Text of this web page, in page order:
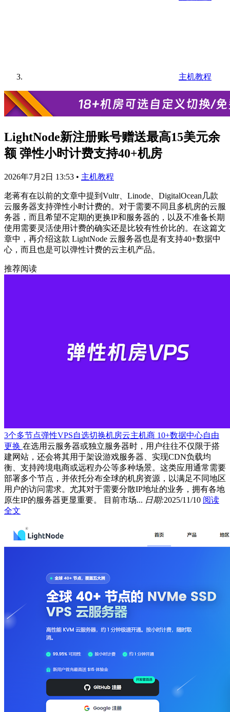
主机教程
LightNode新注册账号赠送最高15美元余
额 弹性小时计费支持40+机房
2026年7月2日 13:53 • 主机教程
老蒋有在以前的文章中提到Vultr、Linode、DigitalOcean几款
云服务器支持弹性小时计费的。对于需要不同且多机房的云服
务器，而且希望不定期的更换IP和服务器的，以及不准备长期
使用需要灵活使用计费的确实还是比较有性价比的。在这篇文
章中，再介绍这款 LightNode 云服务器也是有支持40+数据中
心，而且也是可以弹性计费的云主机产品。
推荐阅读
3个多节点弹性VPS自选切换机房云主机商 10+数据中心自由
更换 在选用云服务器或独立服务器时，用户往往不仅限于搭
建网站，还会将其用于架设游戏服务器、实现CDN负载均
衡、支持跨境电商或远程办公等多种场景。这类应用通常需要
部署多个节点，并依托分布全球的机房资源，以满足不同地区
用户的访问需求。尤其对于需要分散IP地址的业务，拥有各地
原生IP的服务器更显重要。 目前市场... 日期:2025/11/10 阅读
全文